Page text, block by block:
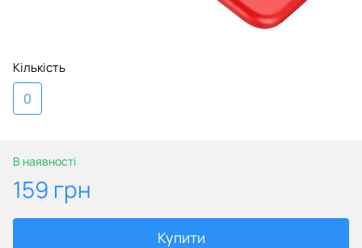
Кількість
0
В наявності
159 грн
Купити